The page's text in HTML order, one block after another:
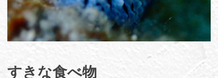
すきな食べ物